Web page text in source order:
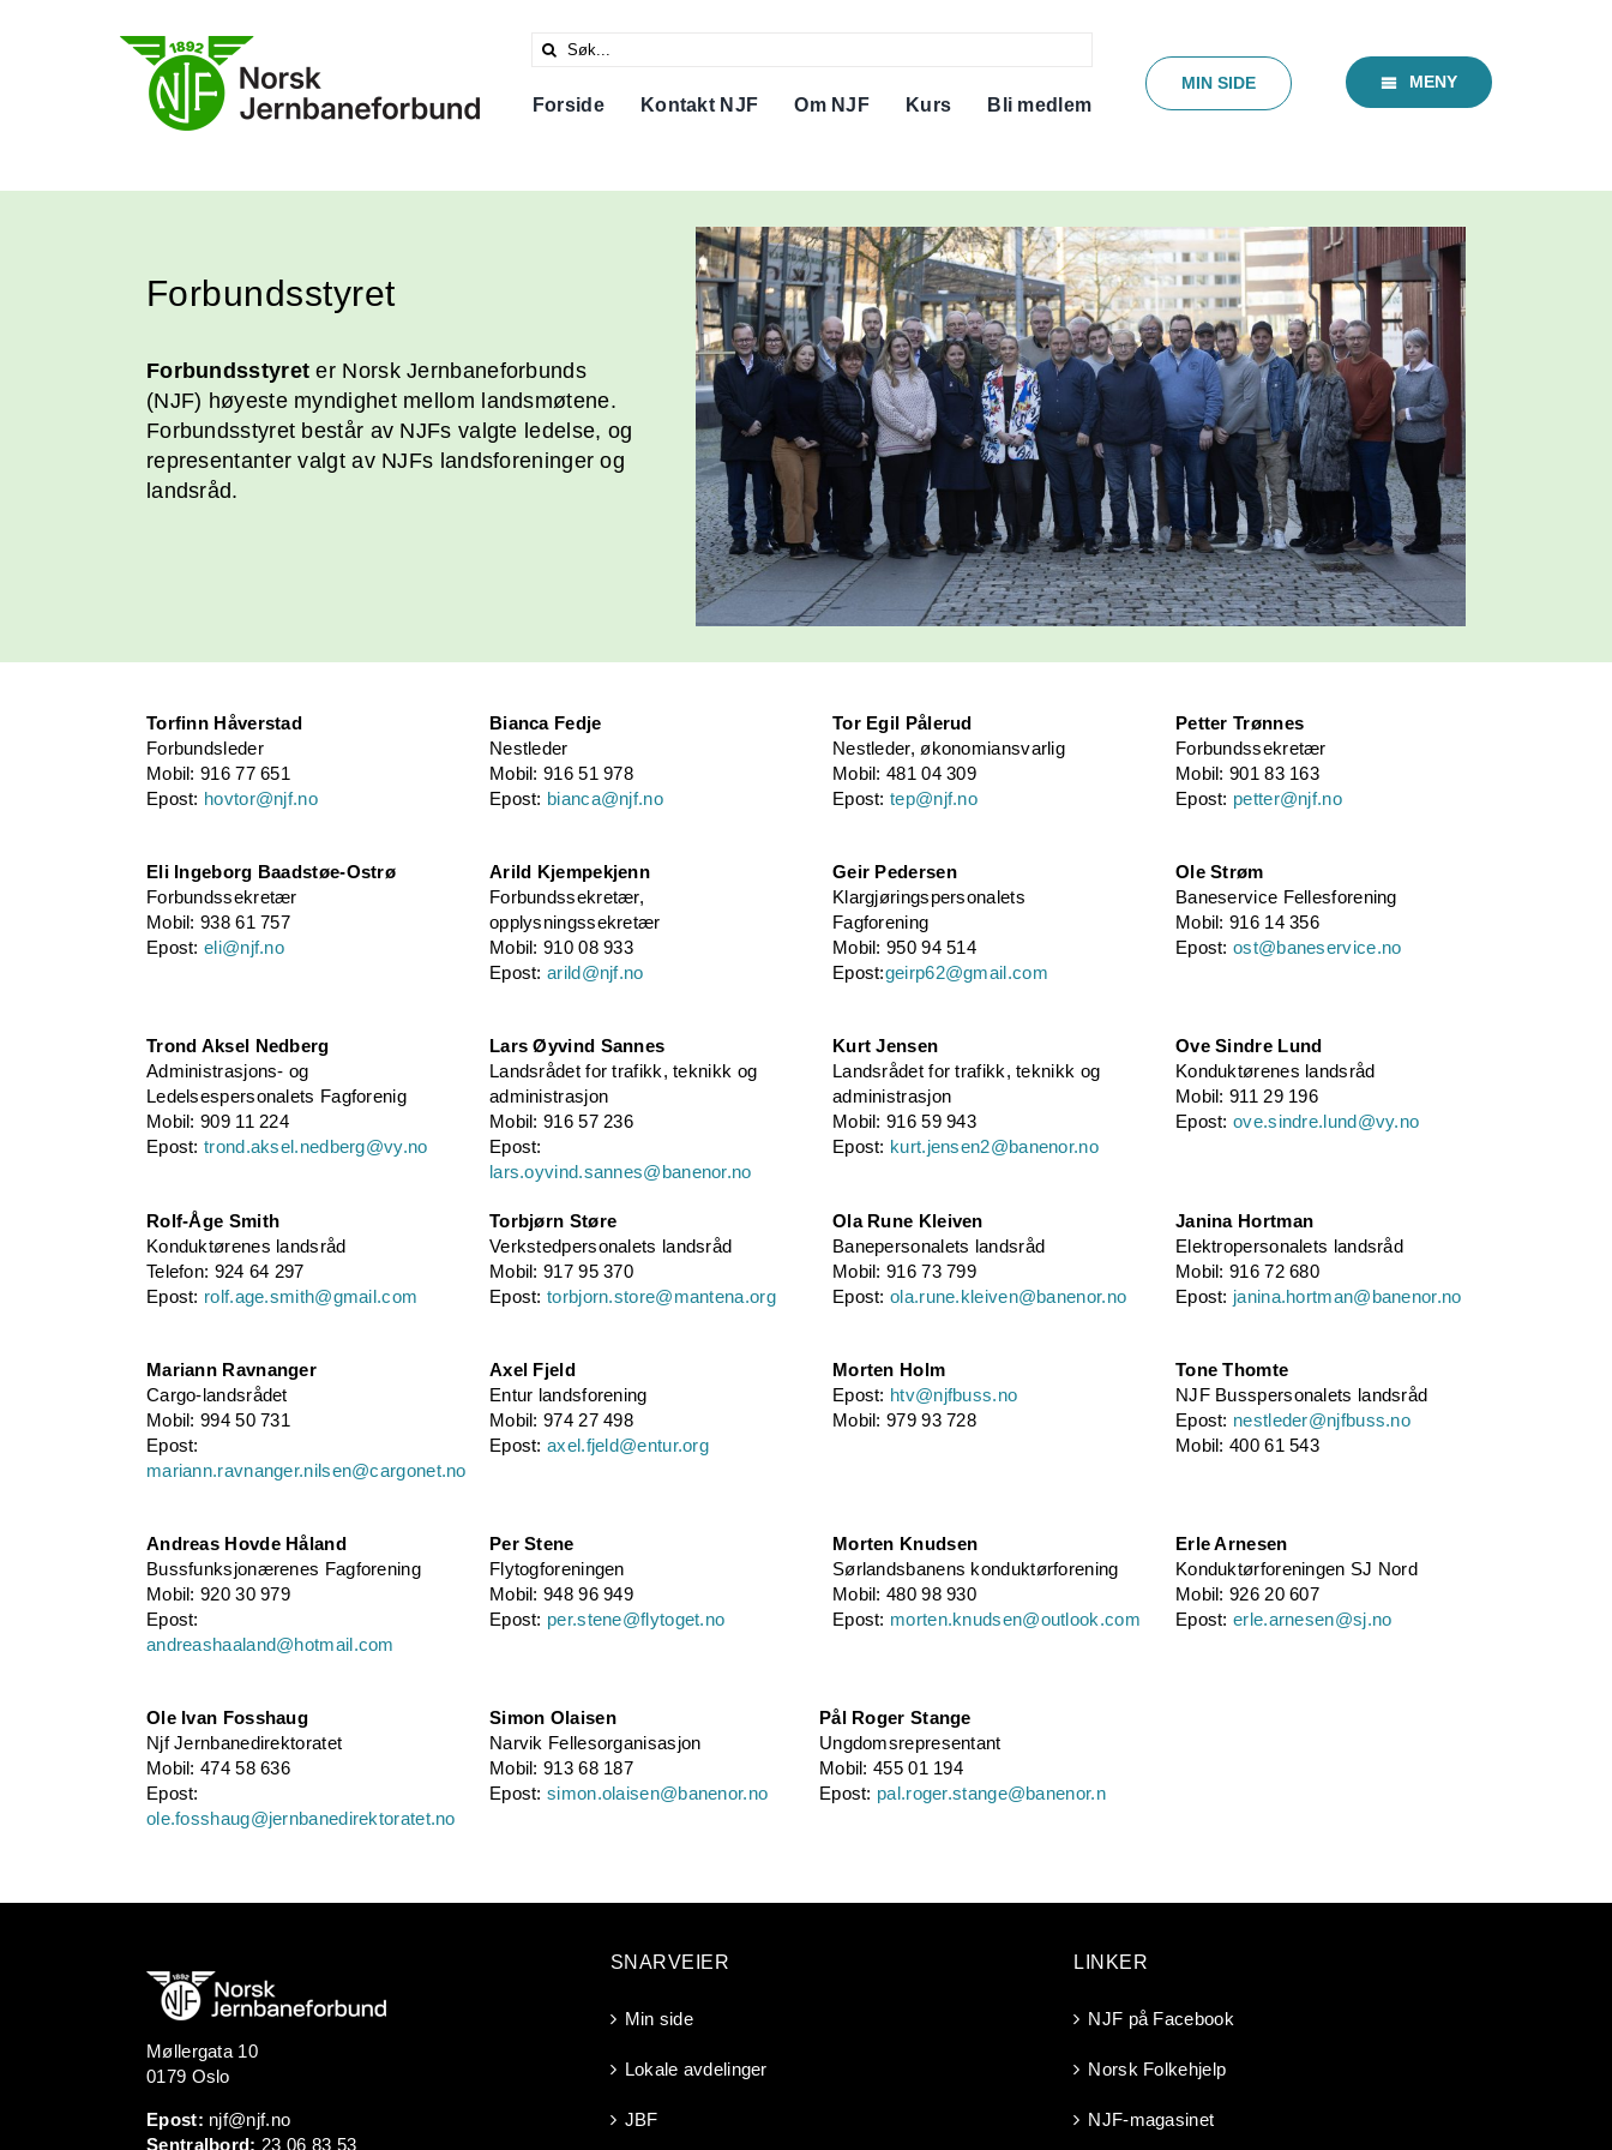
Search
Forside
Kontakt NJF Om NJF Kurs Bli medlem
MIN SIDE MENY
Forbundsstyret
Forbundsstyret er Norsk Jernbaneforbunds
(NJF) høyeste myndighet mellom landsmøtene.
Forbundsstyret består av NJFs valgte ledelse, og
representanter valgt av NJFs landsforeninger og
landsråd.
Torfinn Håverstad
Forbundsleder
Mobil: 916 77 651
Epost: hovtor@njf.no
Bianca Fedje
Nestleder
Mobil: 916 51 978
Epost: bianca@njf.no
Tor Egil Pålerud
Nestleder, økonomiansvarlig
Mobil: 481 04 309
Epost:tep@njf.no
Petter Trønnes
Forbundssekretær
Mobil: 901 83 163
Epost: petter@njf.no
Eli Ingeborg Baadstøe-Ostrø
Forbundssekretær
Mobil: 938 61 757
Epost:eli@njf.no
Arild Kjempekjenn
Forbundssekretær,
opplysningssekretær
Mobil: 910 08 933
Epost:arild@njf.no
Geir Pedersen
Klargjøringspersonalets
Fagforening
Mobil: 950 94 514
Epost:geirp62@gmail.com
Ole Strøm
Baneservice Fellesforening
Mobil: 916 14 356
Epost:ost@baneservice.no
Trond Aksel Nedberg
Administrasjons- og
Ledelsespersonalets Fagforenig
Mobil: 909 11 224
Epost:trond.aksel.nedberg@vy.no
Lars Øyvind Sannes
Landsrådet for trafikk, teknikk og
administrasjon
Mobil: 916 57 236
Epost:
lars.oyvind.sannes@banenor.no
Kurt Jensen
Landsrådet for trafikk, teknikk og
administrasjon
Mobil: 916 59 943
Epost: kurt.jensen2@banenor.no
Ove Sindre Lund
Konduktørenes landsråd
Mobil: 911 29 196
Epost:ove.sindre.lund@vy.no
Rolf-Åge Smith
Konduktørenes landsråd
Telefon: 924 64 297
Epost: rolf.age.smith@gmail.com
Torbjørn Støre
Verkstedpersonalets landsråd
Mobil: 917 95 370
Epost:torbjorn.store@mantena.org
Ola Rune Kleiven
Banepersonalets landsråd
Mobil: 916 73 799
Epost:ola.rune.kleiven@banenor.no
Janina Hortman
Elektropersonalets landsråd
Mobil: 916 72 680
Epost: janina.hortman@banenor.no
Mariann Ravnanger
Cargo-landsrådet
Mobil: 994 50 731
Epost:
mariann.ravnanger.nilsen@cargonet.no
Axel Fjeld
Entur landsforening
Mobil: 974 27 498
Epost:axel.fjeld@entur.org
Morten Holm
Epost: htv@njfbuss.no
Mobil: 979 93 728
Tone Thomte
NJF Busspersonalets landsråd
Epost: nestleder@njfbuss.no
Mobil: 400 61 543
Andreas Hovde Håland
Bussfunksjonærenes Fagforening
Mobil: 920 30 979
Epost:
andreashaaland@hotmail.com
Per Stene
Flytogforeningen
Mobil: 948 96 949
Epost: per.stene@flytoget.no
Morten Knudsen
Sørlandsbanens konduktørforening
Mobil: 480 98 930
Epost: morten.knudsen@outlook.com
Erle Arnesen
Konduktørforeningen SJ Nord
Mobil: 926 20 607
Epost:erle.arnesen@sj.no
Ole Ivan Fosshaug
Njf Jernbanedirektoratet
Mobil: 474 58 636
Epost:
ole.fosshaug@jernbanedirektoratet.no
Simon Olaisen
Narvik Fellesorganisasjon
Mobil: 913 68 187
Epost:simon.olaisen@banenor.no
Pål Roger Stange
Ungdomsrepresentant
Mobil: 455 01 194
Epost: pal.roger.stange@banenor.n
Møllergata 10
0179 Oslo
Epost: njf@njf.no
Sentralbord: 23 06 83 53
SNARVEIER
Min side
Lokale avdelinger
JBF
LINKER
NJF på Facebook
Norsk Folkehjelp
NJF-magasinet